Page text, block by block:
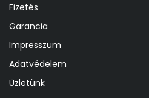
Fizetés
Garancia
Impresszum
Adatvédelem
Üzletünk